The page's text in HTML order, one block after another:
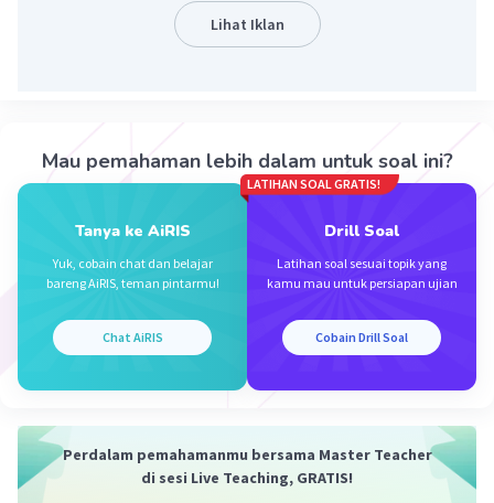
2. Menentukan kritik
3. Memasukkan unsur lucu
6. Menentukan pola penyajian
7. Menuliskan teks anekdot secara utuh
Dengan demikian, jawaban yang tepat adalah 2,
3, dan 5.
Beri Rating·0.0(0) Balas
Iklan
Mazaya M Community Level 25
Beri Rating·0.0(0) Balas
Lihat Iklan
Mau pemahaman lebih dalam untuk soal ini?
Tanya ke AiRIS
Yuk, cobain chat dan belajar
bareng AiRIS, teman pintarmu!
Chat AiRIS
LATIHAN SOAL GRATIS!
Drill Soal
Latihan soal sesuai topik yang
kamu mau untuk persiapan ujian
Cobain Drill Soal
Perdalam pemahamanmu bersama Master Teacher
di sesi Live Teaching, GRATIS!